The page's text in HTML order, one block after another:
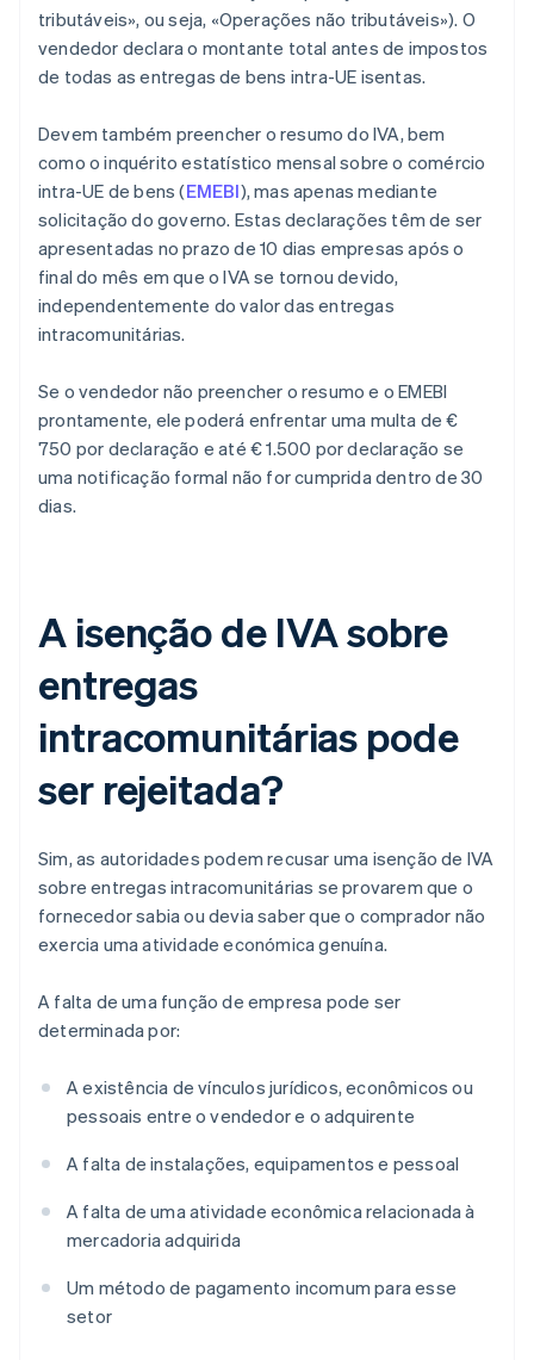
tributáveis», ou seja, «Operações não tributáveis»). O
vendedor declara o montante total antes de impostos
de todas as entregas de bens intra-UE isentas.
Devem também preencher o resumo do IVA, bem
como o inquérito estatístico mensal sobre o comércio
intra-UE de bens (EMEBI), mas apenas mediante
solicitação do governo. Estas declarações têm de ser
apresentadas no prazo de 10 dias empresas após o
final do mês em que o IVA se tornou devido,
independentemente do valor das entregas
intracomunitárias.
Se o vendedor não preencher o resumo e o EMEBI
prontamente, ele poderá enfrentar uma multa de €
750 por declaração e até € 1.500 por declaração se
uma notificação formal não for cumprida dentro de 30
dias.
A isenção de IVA sobre
entregas
intracomunitárias pode
ser rejeitada?
Sim, as autoridades podem recusar uma isenção de IVA
sobre entregas intracomunitárias se provarem que o
fornecedor sabia ou devia saber que o comprador não
exercia uma atividade económica genuína.
A falta de uma função de empresa pode ser
determinada por:
A existência de vínculos jurídicos, econômicos ou
pessoais entre o vendedor e o adquirente
A falta de instalações, equipamentos e pessoal
A falta de uma atividade econômica relacionada à
mercadoria adquirida
Um método de pagamento incomum para esse
setor